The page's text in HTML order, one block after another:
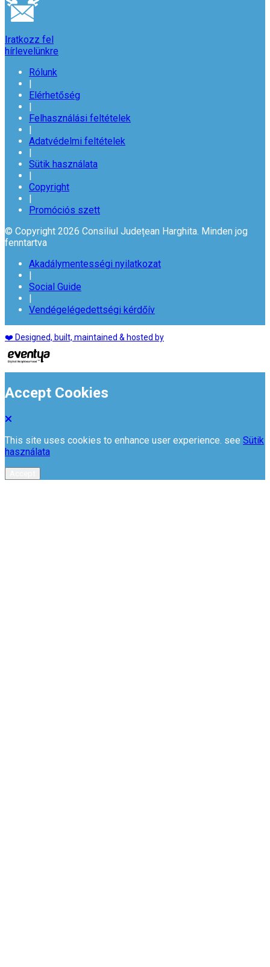
Iratkozz fel
hírlevelünkre
Rólunk
|
Elérhetőség
|
Felhasználási feltételek
|
Adatvédelmi feltételek
|
Sütik használata
|
Copyright
|
Promóciós szett
© Copyright 2026 Consiliul Județean Harghita. Minden jog
fenntartva
Akadálymentességi nyilatkozat
|
Social Guide
|
Vendégelégedettségi kérdőív
❤️ Designed, built, maintained & hosted by
Accept Cookies
This site uses cookies to enhance user experience. see Sütik
használata